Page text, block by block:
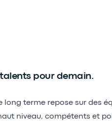
pour demain.
long terme repose sur des
niveau, compétents et